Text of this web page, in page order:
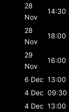
28
Nov
14:30
28
Nov
18:00
29
Nov
16:00
6 Dec 13:00
4 Dec 09:30
4 Dec 13:00